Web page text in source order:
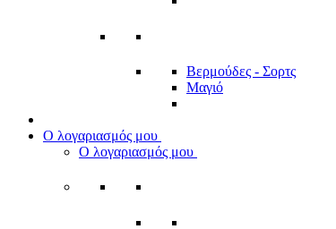
Βερμούδες - Σορτς
Μαγιό
Ο λογαριασμός μου
Ο λογαριασμός μου